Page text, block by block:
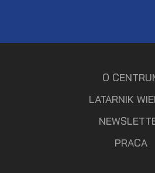
O
LATARNIK
PRACA